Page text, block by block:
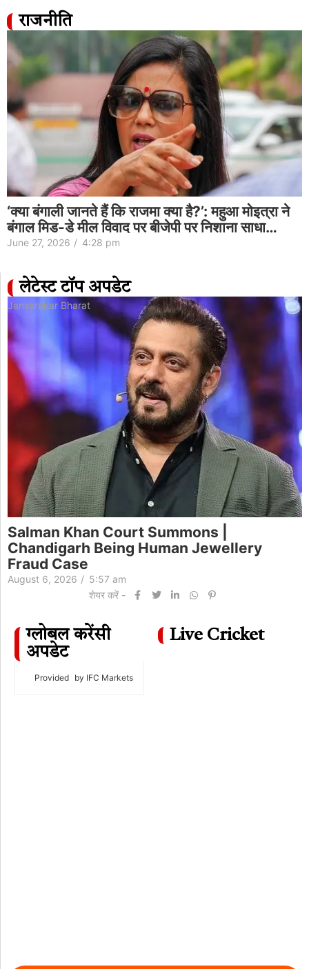
राजनीति
‘क्या बंगाली जानते हैं कि राजमा क्या है?’: महुआ मोइत्रा ने
बंगाल मिड-डे मील विवाद पर बीजेपी पर निशाना साधा…
June 27, 2026 / 4:28 pm
लेटेस्ट टॉप अपडेट
Jansarokar Bharat
Salman Khan Court Summons |
Chandigarh Being Human Jewellery
Fraud Case
August 6, 2026 / 5:57 am
शेयर करें -
ग्लोबल करेंसी
अपडेट
Provided by IFC Markets
Live Cricket